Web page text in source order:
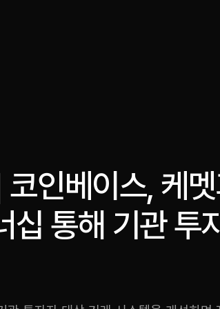
인베이스, 케
십 통해 기관 투